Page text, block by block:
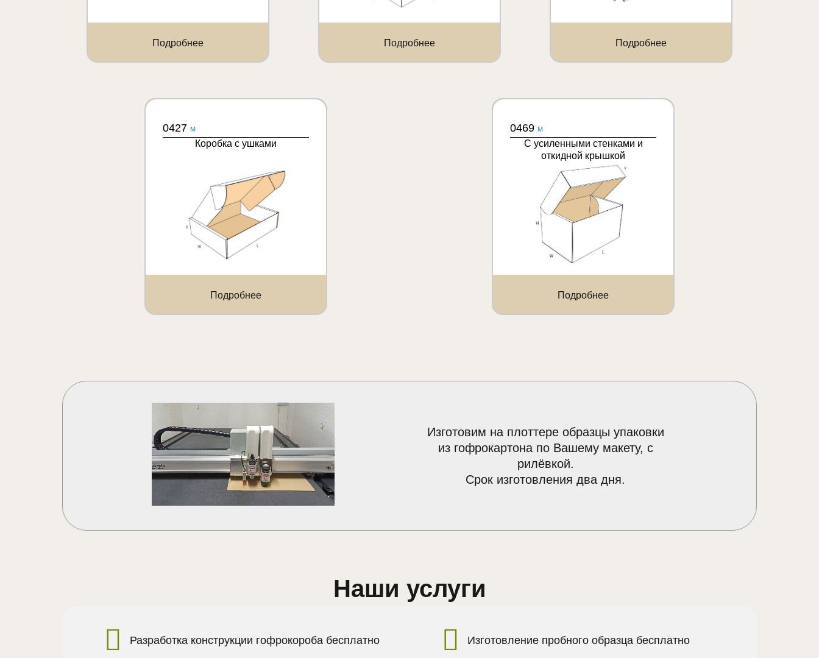
Подробнее Подробнее Подробнее
0427 M
Коробка с ушками
Подробнее
0469 M
С усиленными стенками и
откидной крышкой
Подробнее
Изготовим на плоттере образцы упаковки
из гофрокартона по Вашему макету, с
рилёвкой.
Срок изготовления два дня.
Наши услуги
Разработка конструкции гофрокороба бесплатно Изготовление пробного образца бесплатно